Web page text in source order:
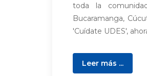
toda la
Bucaramanga,
'Cuídate UDES',
Leer más ...